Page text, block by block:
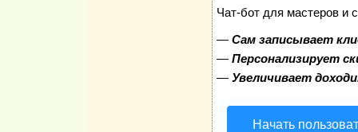
Чат-бот для мастеров и
— Сам записывает
— Персонализирует
— Увеличивает
Начать